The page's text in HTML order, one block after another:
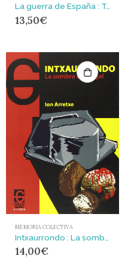
La guerra de España : Textos escogidos
13,50€
MEMORIA COLECTIVA
14,00€